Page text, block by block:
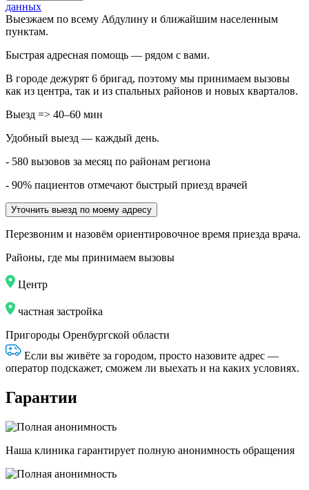
данных
Выезжаем по всему Абдулину и ближайшим населенным
пунктам.
Быстрая адресная помощь — рядом с вами.
В городе дежурят 6 бригад, поэтому мы принимаем вызовы
как из центра, так и из спальных районов и новых кварталов.
Выезд => 40–60 мин
Удобный выезд — каждый день.
- 580 вызовов за месяц по районам региона
- 90% пациентов отмечают быстрый приезд врачей
Уточнить выезд по моему адресу
Перезвоним и назовём ориентировочное время приезда врача.
Районы, где мы принимаем вызовы
Центр
частная застройка
Пригороды Оренбургской области
Если вы живёте за городом, просто назовите адрес —
оператор подскажет, сможем ли выехать и на каких условиях.
Гарантии
Наша клиника гарантирует полную анонимность обращения